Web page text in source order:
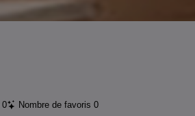
0 Nombre de favoris 0